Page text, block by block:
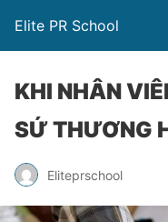
Elite PR School
KHI NHÂN
SỨ THƯƠNG
Eliteprschool